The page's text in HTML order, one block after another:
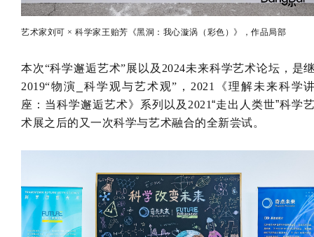
艺术家刘可 × 科学家王贻芳《黑洞：我心漩涡（彩色）》，作品局部
本次“科学邂逅艺术”展以及2024未来科学艺术论坛，是
2019“物演_科学观与艺术观”，2021《理解未来科学
座：当科学邂逅艺术》系列以及2021“走出人类世”科学
术展之后的又一次科学与艺术融合的全新尝试。